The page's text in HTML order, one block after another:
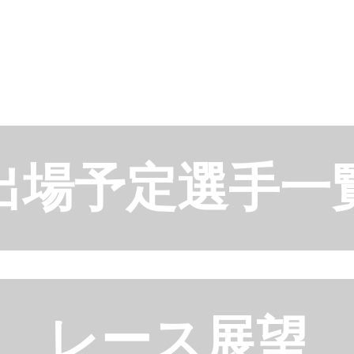
場予定選手一
レース展望